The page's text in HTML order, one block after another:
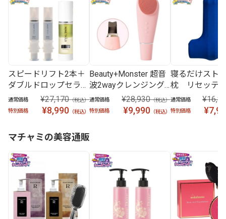
スピードリフト2本＋
ダブルドロップセラム
1本セット
通常価格 ¥27,170（税込）
特別価格
¥8,990（税込）
Beauty+Monster 超音
波2wayクレンジング
プロ
通常価格 ¥28,930（税込）
特別価格
¥9,990（税込）
寝るだけスト
枕 リセッテ
通常価格
特別価格
マチャミの美容通販